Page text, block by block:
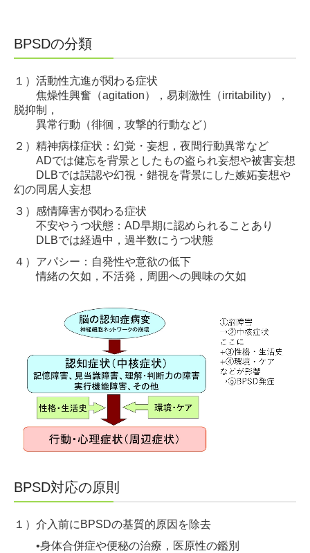
BPSDの分類
１）活動性亢進が関わる症状
焦燥性興奮（agitation），易刺激性（irritability），
脱抑制，
異常行動（徘徊，攻撃的行動など）
２）精神病様症状：幻覚・妄想，夜間行動異常など
ADでは健忘を背景としたもの盗られ妄想や被害妄想
DLBでは誤認や幻視・錯視を背景にした嫉妬妄想や
幻の同居人妄想
３）感情障害が関わる症状
不安やうつ状態：AD早期に認められることあり
DLBでは経過中，過半数にうつ状態
４）アパシー：自発性や意欲の低下
情緒の欠如，不活発，周囲への興味の欠如
BPSD対応の原則
１）介入前にBPSDの基質的原因を除去
•身体合併症や便秘の治療，医原性の鑑別